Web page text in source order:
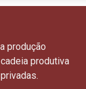
produção
produtiva